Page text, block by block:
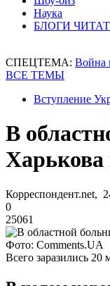
Наука
БЛОГИ
СПЕЦТЕМА: Война
ВСЕ ТЕМЫ
Вступление
В
Корреспондент.net,
0
25061
Фото: Comments.UA
Всего заразились 20